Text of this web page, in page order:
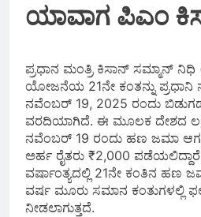
ಯಾವಾಗ ಪಿಎಂ
ಪ್ರಧಾನ ಮಂತ್ರಿ ಕಿಸಾನ್ ಸಮ್ಮಾನ್ ನಿಧಿ
ಯೋಜನೆಯ 21ನೇ ಕಂತನ್ನು ಪ್ರಧಾನಿ
ನವೆಂಬರ್ 19, 2025 ರಂದು
ವರದಿಯಾಗಿದೆ. ಈ ಮೂಲಕ ದೇಶದ
ನವೆಂಬರ್‌ 19 ರಂದು ಹಣ ಜಮಾ
ಅರ್ಹ ರೈತರು ₹2,000
ವರ್ಷಾಂತ್ಯದಲ್ಲಿ 21ನೇ ಕಂತಿನ ಹಣ
ವರ್ಷ ಮೂರು ಸಮಾನ ಕಂತುಗಳಲ್ಲಿ
ನೀಡಲಾಗುತ್ತದೆ.